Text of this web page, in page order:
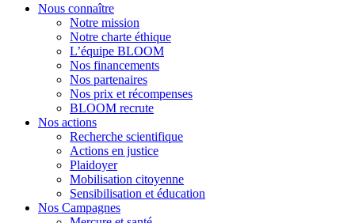
Nous connaître
Notre mission
Notre charte éthique
L’équipe BLOOM
Nos financements
Nos partenaires
Nos prix et récompenses
BLOOM recrute
Nos actions
Recherche scientifique
Actions en justice
Plaidoyer
Mobilisation citoyenne
Sensibilisation et éducation
Nos Campagnes